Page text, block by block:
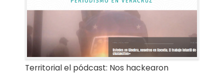
Territorial el pódcast: Nos hackearon